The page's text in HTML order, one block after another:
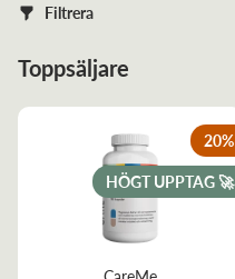
Filtrera
Toppsäljare
20%
HÖGT UPPTAG 🚀